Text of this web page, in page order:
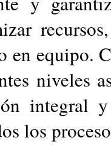
en equipo.
niveles
integral
los